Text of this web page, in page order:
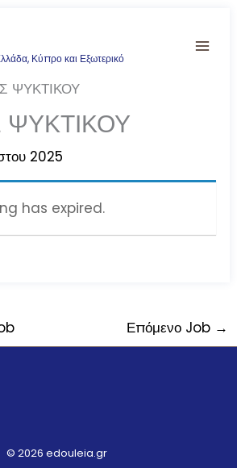
Κύπρο και Εξωτερικό
ΨΥΚΤΙΚΟΥ
2025
has expired.
Επόμενο Job →
© 2026 edouleia.gr